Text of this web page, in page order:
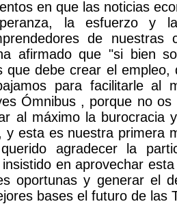
en que las noticias
la esfuerzo y
de nuestras
afirmado que "si bien
que debe crear el empleo,
para facilitarle al
Ómnibus , porque no
al máximo la burocracia
y esta es nuestra primera
agradecer la
en aprovechar
oportunas y generar el
bases el futuro de las